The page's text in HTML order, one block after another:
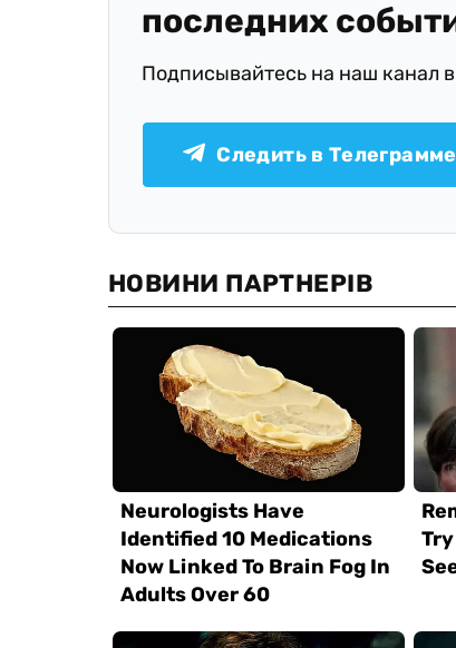
последних
Подписывайтесь на наш канал
Следить в Телеграмме